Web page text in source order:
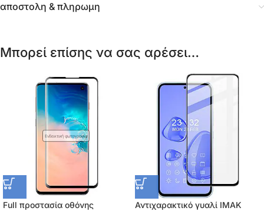
αποστολη & πληρωμη
Μπορεί επίσης να σας αρέσει…
Ενδεικτική φωτογραφία
Full προστασία οθόνης
Αντιχαρακτικό γυαλί IMAK